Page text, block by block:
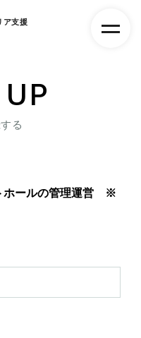
ア支援
る
ホールの管理運営 ※